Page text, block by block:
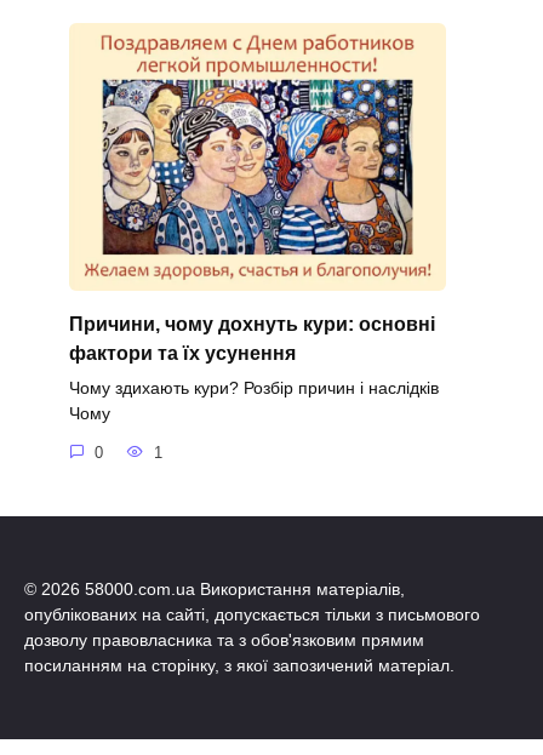
Причини, чому дохнуть кури: основні
фактори та їх усунення
Чому здихають кури? Розбір причин і наслідків
Чому
0 1
© 2026 58000.com.ua Використання матеріалів,
опублікованих на сайті, допускається тільки з письмового
дозволу правовласника та з обов'язковим прямим
посиланням на сторінку, з якої запозичений матеріал.